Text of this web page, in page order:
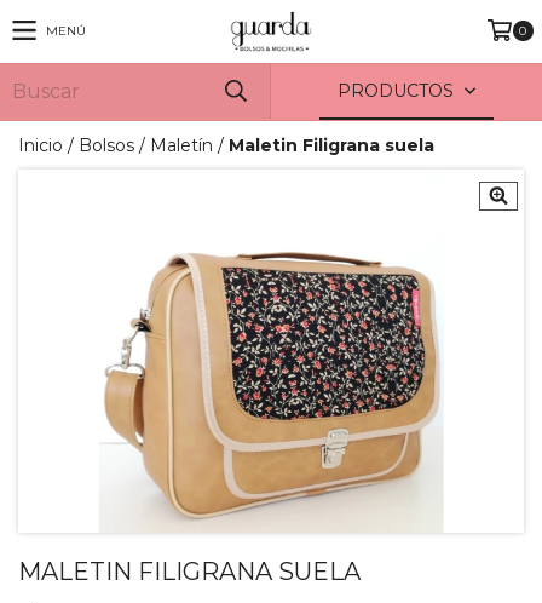
MENÚ 0
PRODUCTOS
Inicio / Bolsos / Maletín / Maletin Filigrana suela
MALETIN FILIGRANA SUELA